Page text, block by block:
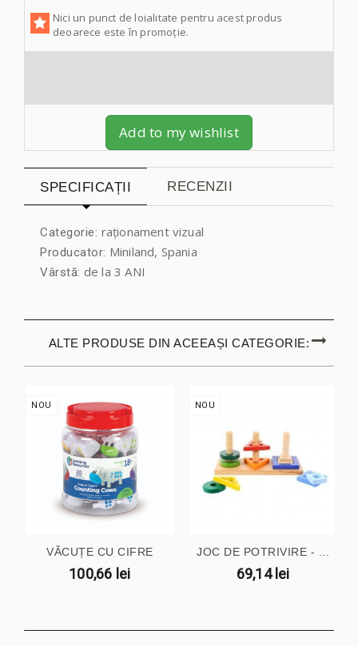
Nici un punct de loialitate pentru acest produs
deoarece este în promoție.
Add to my wishlist
SPECIFICAȚII RECENZII
Categorie: raționament vizual
Producator: Miniland, Spania
Vârstă: de la 3 ANI
ALTE PRODUSE DIN ACEEAȘI CATEGORIE:
NOU
VĂCUȚE CU CIFRE
100,66 lei
NOU
JOC DE POTRIVIRE - ...
69,14 lei